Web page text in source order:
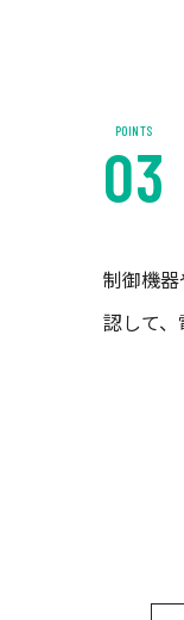
POINTS
制御機
認して、